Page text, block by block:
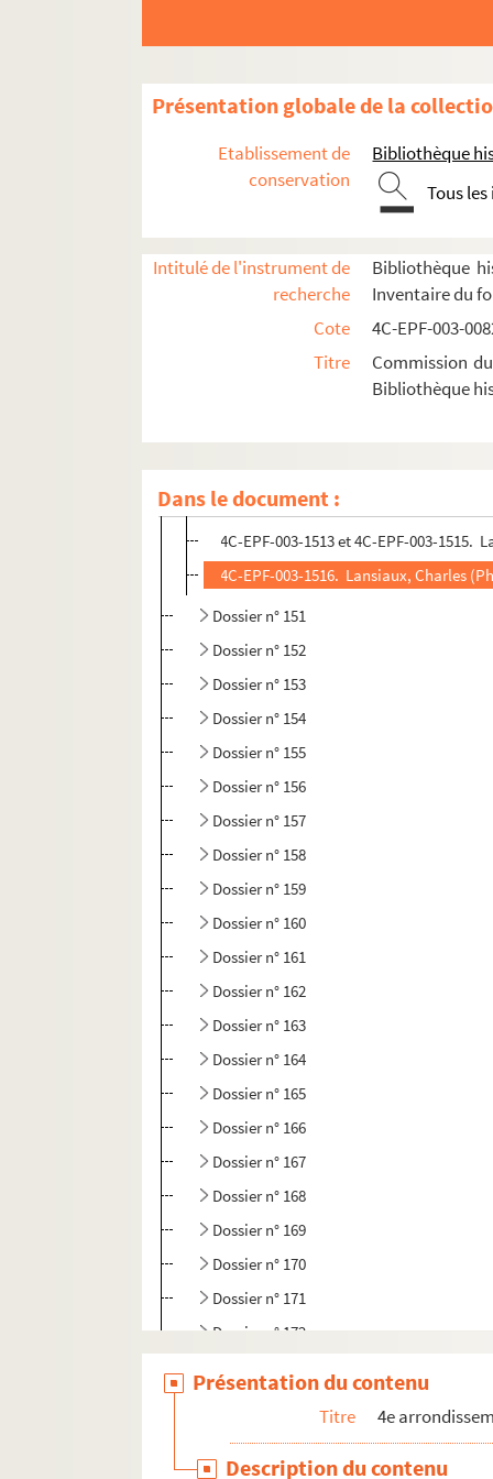
Présentation globale de la
Etablissement de
conservation
Bibliothèque
Tous
Intitulé de l'instrument de
recherche
Bibliothèque
Inventaire du
Cote
4C-EPF-003-
Titre
Commission
Bibliothèque
Dans le document :
Dossier n° 136
Dossier n° 138
Dossier n° 141
Dossier n° 142
Dossier n° 143
Dossier n° 144
Dossier n° 150
4C-EPF-003-1511 et 4C-EPF-003-
4C-EPF-003-1513 et 4C-EPF-003-
4C-EPF-003-1516. Lansiaux, Charles
Dossier n° 151
Dossier n° 152
Dossier n° 153
Dossier n° 154
Dossier n° 155
Dossier n° 156
Dossier n° 157
Dossier n° 158
Dossier n° 159
Dossier n° 160
Dossier n° 161
Dossier n° 162
Dossier n° 163
Dossier n° 164
Dossier n° 165
Dossier n° 166
Dossier n° 167
Dossier n° 168
Dossier n° 169
Dossier n° 170
Dossier n° 171
Dossier n° 172
Dossier n° 176
Présentation du contenu
Titre 4e
Description du contenu